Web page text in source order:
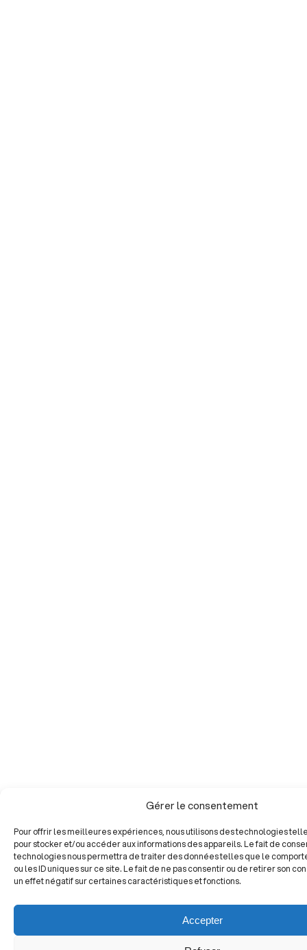
Gérer le consentement
Pour offrir les meilleures expériences, nous utilisons des technologies
pour stocker et/ou accéder aux informations des appareils. Le fait de
technologies nous permettra de traiter des données telles que le
ou les ID uniques sur ce site. Le fait de ne pas consentir ou de retirer son
un effet négatif sur certaines caractéristiques et fonctions.
Accepter